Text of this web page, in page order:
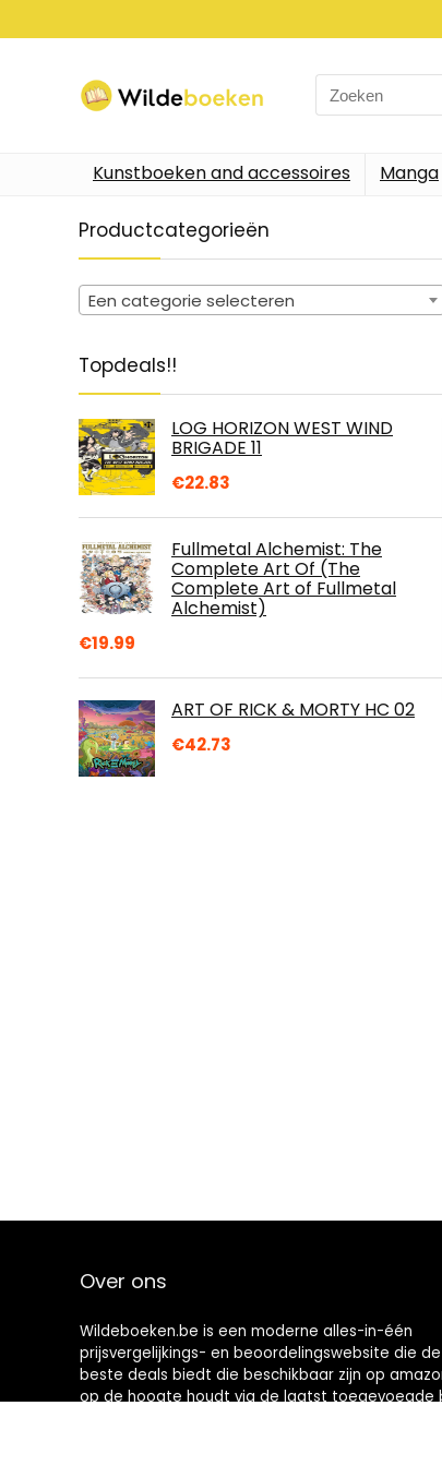
Search
for:
Kunstboeken and accessoires Manga
Productcategorieën
Een categorie selecteren
Topdeals!!
LOG HORIZON WEST WIND
BRIGADE 11
€22.83
Fullmetal Alchemist: The
Complete Art Of (The
Complete Art of Fullmetal
Alchemist)
€19.99
ART OF RICK & MORTY HC 02
€42.73
Over ons
Wildeboeken.be is een moderne alles-in-één
prijsvergelijkings- en beoordelingswebsite die de
beste deals biedt die beschikbaar zijn op
op de hoogte houdt via de laatst toegevoegde